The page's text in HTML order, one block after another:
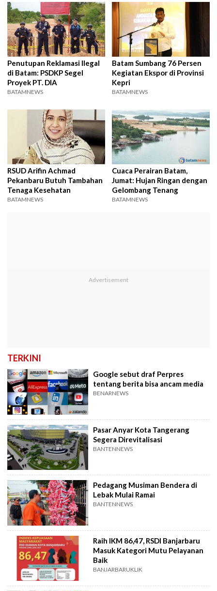
Penutupan Reklamasi Ilegal
di Batam: PSDKP Segel
Proyek PT. DIA
BATAMNEWS
Batam Sumbang 76 Persen
Kegiatan Ekspor di Provinsi
Kepri
BATAMNEWS
RSUD Arifin Achmad
Pekanbaru Butuh Tambahan
Tenaga Kesehatan
BATAMNEWS
Cuaca Perairan Batam,
Jumat: Hujan Ringan dengan
Gelombang Tenang
BATAMNEWS
TERKINI
Google sebut draf Perpres
tentang berita bisa ancam media
BENARNEWS
Pasar Anyar Kota Tangerang
Segera Direvitalisasi
BANTENNEWS
Pedagang Musiman Bendera di
Lebak Mulai Ramai
BANTENNEWS
Raih IKM 86,47, RSDI Banjarbaru
Masuk Kategori Mutu Pelayanan
Baik
BANJARBARUKLIK